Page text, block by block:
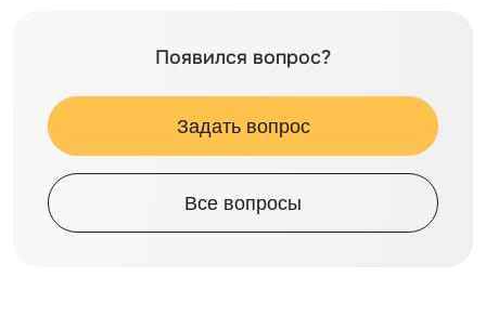
Появился вопрос?
Задать вопрос
Все вопросы